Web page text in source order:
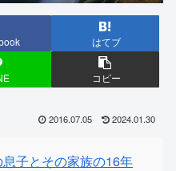
はてブ
コピー
2016.07.05 2024.01.30
息子とその家族の16年